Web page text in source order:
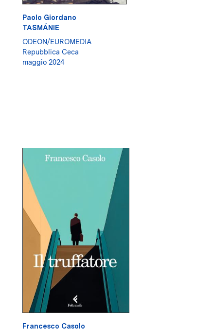
Paolo Giordano
TASMÁNIE
ODEON/EUROMEDIA
Repubblica Ceca
maggio 2024
Francesco Casolo